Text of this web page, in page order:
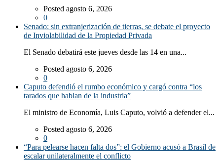
Posted agosto 6, 2026
0
Senado: sin extranjerización de tierras, se debate el proyecto
de Inviolabilidad de la Propiedad Privada
El Senado debatirá este jueves desde las 14 en una...
Posted agosto 6, 2026
0
Caputo defendió el rumbo económico y cargó contra “los
tarados que hablan de la industria”
El ministro de Economía, Luis Caputo, volvió a defender el...
Posted agosto 6, 2026
0
“Para pelearse hacen falta dos”: el Gobierno acusó a Brasil de
escalar unilateralmente el conflicto